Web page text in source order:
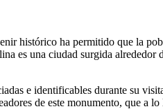
histórico ha permitido que la
es una ciudad surgida alrededor
e identificables durante su
de este monumento, que a